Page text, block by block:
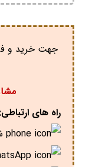
جهت خرید و
راه های ارتباطی: